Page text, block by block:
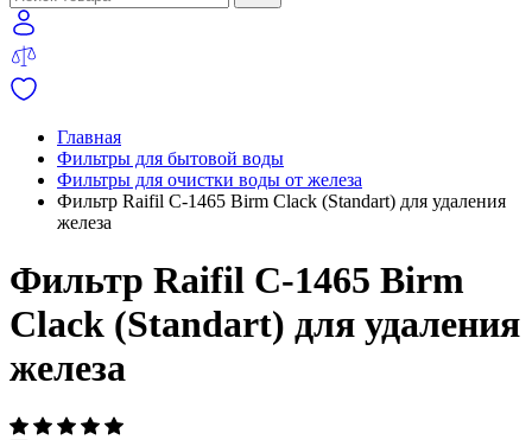
Главная
Фильтры для бытовой воды
Фильтры для очистки воды от железа
Фильтр Raifil С-1465 Birm Clack (Standart) для удаления
железа
Фильтр Raifil С-1465 Birm
Clack (Standart) для удаления
железа